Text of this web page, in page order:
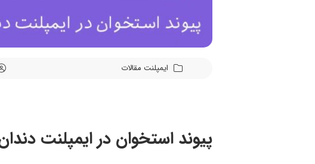
ایمپلنت مقالات
پیوند استخوان در ایمپلنت